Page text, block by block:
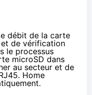
débit de la carte
et de vérification
le processus
microSD dans
au secteur et de
Home